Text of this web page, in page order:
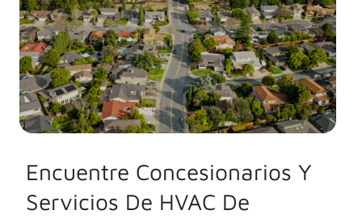
Encuentre Concesionarios Y
Servicios De HVAC De